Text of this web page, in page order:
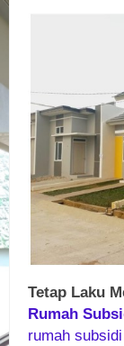
Tetap Laku
Rumah
rumah subsidi